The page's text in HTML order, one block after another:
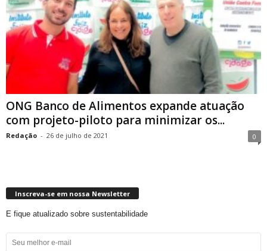
ONG Banco de Alimentos expande atuação
com projeto-piloto para minimizar os...
Redação - 26 de julho de 2021 0
Inscreva-se em nossa Newsletter
E fique atualizado sobre sustentabilidade